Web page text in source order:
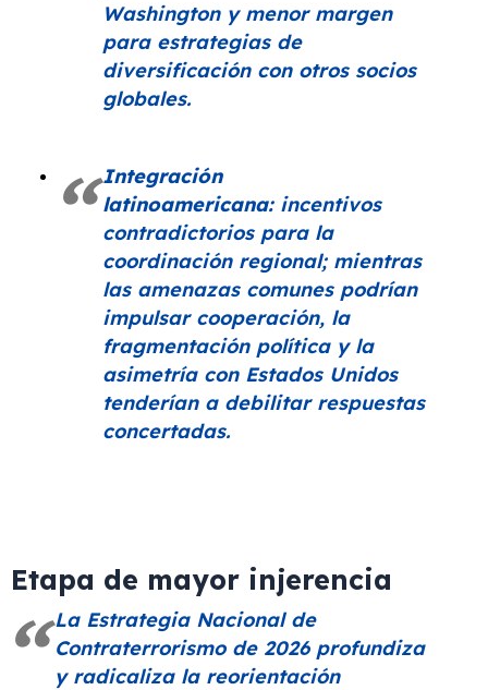
Washington y menor margen
para estrategias de
diversificación con otros socios
globales.
Integración
latinoamericana:incentivos
contradictorios para la
coordinación regional; mientras
las amenazas comunes podrían
impulsar cooperación, la
fragmentación política y la
asimetría con Estados Unidos
tenderían a debilitar respuestas
concertadas.
Etapa de mayor injerencia
La Estrategia Nacional de
Contraterrorismo de 2026 profundiza
y radicaliza la reorientación